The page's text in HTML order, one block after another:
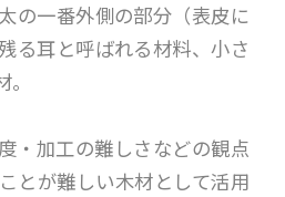
の一番外側の部分（表皮に
る耳と呼ばれる材料、小さ
・加工の難しさなどの観点
とが難しい木材として活用